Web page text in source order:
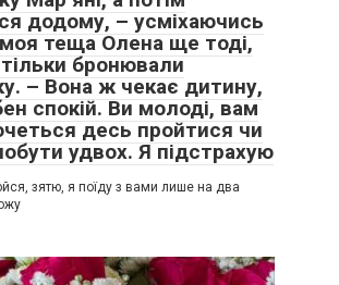
додому, – усміхаючись
теща Олена ще тоді,
бронювали
– Вона ж чекає дитину,
спокій. Ви молоді, вам
десь пройтися чи
удвох. Я підстрахую
зятю, я поїду з вами лише на два